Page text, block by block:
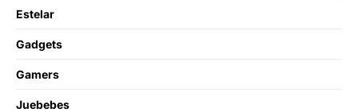
Estelar
Gadgets
Gamers
Juebebes